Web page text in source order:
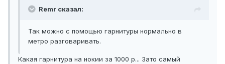
Remr сказал:
Так можно с помощью гарнитуры нормально в
метро разговаривать.
Какая гарнитура на нокии за 1000 р... Зато самый